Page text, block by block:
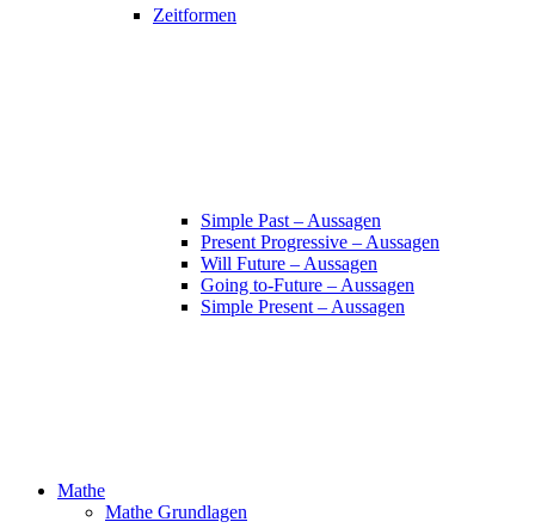
Zeitformen
Simple Past – Aussagen
Present Progressive – Aussagen
Will Future – Aussagen
Going to-Future – Aussagen
Simple Present – Aussagen
Mathe
Mathe Grundlagen